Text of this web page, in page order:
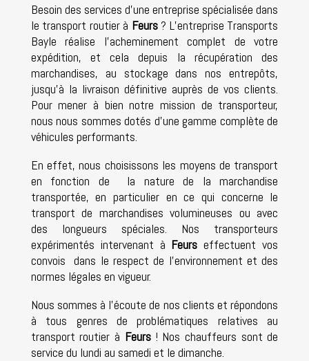
Besoin des services d’une entreprise spécialisée dans
le transport routier à Feurs? L’entreprise Transports
Bayle réalise l’acheminement complet de votre
expédition, et cela depuis la récupération des
marchandises, au stockage dans nos entrepôts,
jusqu’à la livraison définitive auprès de vos clients.
Pour mener à bien notre mission de transporteur,
nous nous sommes dotés d’une gamme complète de
véhicules performants.
En effet, nous choisissons les moyens de transport
en fonction de la nature de la marchandise
transportée, en particulier en ce qui concerne le
transport de marchandises volumineuses ou avec
des longueurs spéciales. Nos transporteurs
expérimentés intervenant à Feurs effectuent vos
convois dans le respect de l’environnement et des
normes légales en vigueur.
Nous sommes à l’écoute de nos clients et répondons
à tous genres de problématiques relatives au
transport routier à Feurs! Nos chauffeurs sont de
service du lundi au samedi et le dimanche.